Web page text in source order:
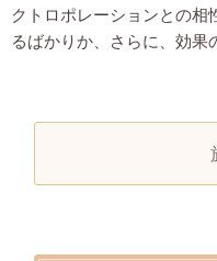
フェイスリフト・深いシワ・
クトロポレーションとの
るばかりか、さらに、効果